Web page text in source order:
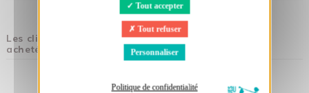
Tout accepter
Tout refuser
Personnaliser
Politique de confidentialité
Les clients qui ont acheté ce produit ont également
acheté :